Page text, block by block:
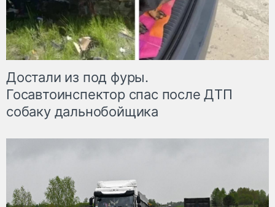
Достали из под фуры.
Госавтоинспектор спас после ДТП
собаку дальнобойщика